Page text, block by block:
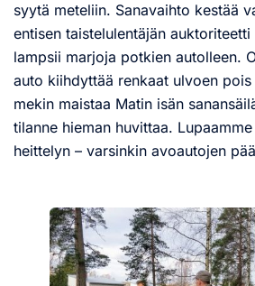
syytä meteliin. Sanavaihto kestää
entisen taistelulentäjän
lampsii marjoja potkien autolleen.
auto kiihdyttää renkaat ulvoen
mekin maistaa Matin isän
tilanne hieman huvittaa.
heittelyn – varsinkin avoautojen